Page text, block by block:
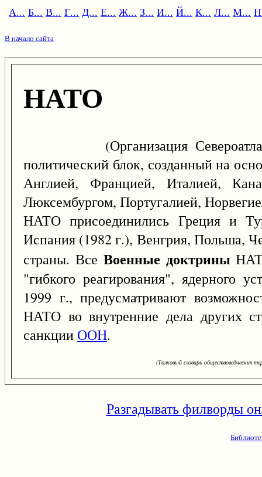
А... Б... В... Г... Д... Е... Ж... З... И... Й... К... Л... М...
В начало сайта
НАТО
(Организация
политический блок, созданный на
Англией, Францией, Италией,
Люксембургом, Португалией,
НАТО присоединились Греция и
Испания (1982 г.), Венгрия, Польша,
страны. Все Военные доктрины
"гибкого реагирования", ядерного
1999 г., предусматривают
НАТО во внутренние дела других
санкции ООН.
(Толковый словарь обществоведческих
Разгадывать филворды